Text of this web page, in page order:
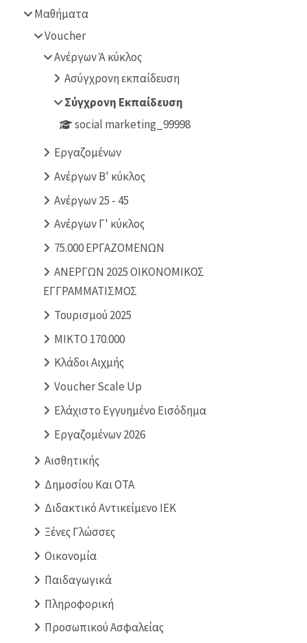
Μαθήματα
Voucher
Ανέργων Ά κύκλος
Ασύγχρονη εκπαίδευση
Σύγχρονη Εκπαίδευση
social marketing_99998
Εργαζομένων
Ανέργων Β' κύκλος
Ανέργων 25 - 45
Ανέργων Γ' κύκλος
75.000 ΕΡΓΑΖΟΜΕΝΩΝ
ΑΝΕΡΓΩΝ 2025 ΟΙΚΟΝΟΜΙΚΟΣ
ΕΓΓΡΑΜΜΑΤΙΣΜΟΣ
Τουρισμού 2025
MIKTO 170.000
Κλάδοι Αιχμής
Voucher Scale Up
Ελάχιστο Εγγυημένο Εισόδημα
Εργαζομένων 2026
Αισθητικής
Δημοσίου Και ΟΤΑ
Διδακτικό Αντικείμενο ΙΕΚ
Ξένες Γλώσσες
Οικονομία
Παιδαγωγικά
Πληροφορική
Προσωπικού Ασφαλείας